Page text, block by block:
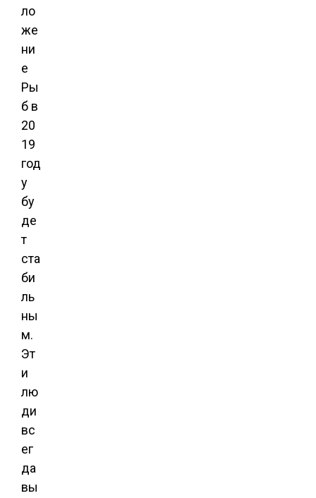
ло
же
ни
е
Ры
б в
20
19
год
у
бу
де
т
ста
би
ль
ны
м.
Эт
и
лю
ди
вс
ег
да
вы